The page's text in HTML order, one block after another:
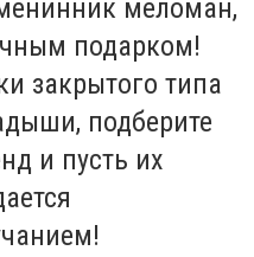
меломан,
подарком!
закрытого типа
подберите
и пусть их